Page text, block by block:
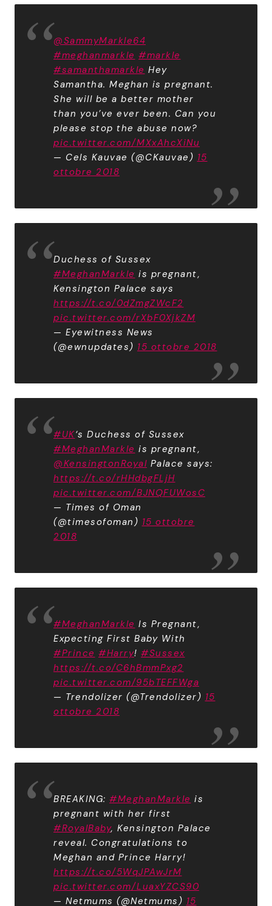
@SammyMarkle64
#meghanmarkle #markle
#samanthamarkle Hey
Samantha. Meghan is pregnant.
She will be a better mother
than you’ve ever been. Can you
please stop the abuse now?
pic.twitter.com/MXxAhcXiNu
— Cels Kauvae (@CKauvae) 15
ottobre 2018
Duchess of Sussex
#MeghanMarkle is pregnant,
Kensington Palace says
https://t.co/0dZmgZWcF2
pic.twitter.com/rXbF0XjkZM
— Eyewitness News
(@ewnupdates) 15 ottobre 2018
#UK‘s Duchess of Sussex
#MeghanMarkle is pregnant,
@KensingtonRoyal Palace says:
https://t.co/rHHdbgFLjH
pic.twitter.com/BJNQFUWosC
— Times of Oman
(@timesofoman) 15 ottobre
2018
#MeghanMarkle Is Pregnant,
Expecting First Baby With
#Prince #Harry! #Sussex
https://t.co/C6hBmmPxg2
pic.twitter.com/95bTEFFWga
— Trendolizer (@Trendolizer) 15
ottobre 2018
BREAKING: #MeghanMarkle is
pregnant with her first
#RoyalBaby, Kensington Palace
reveal. Congratulations to
Meghan and Prince Harry!
https://t.co/5WqJPAwJrM
pic.twitter.com/LuaxYZCS90
— Netmums (@Netmums) 15